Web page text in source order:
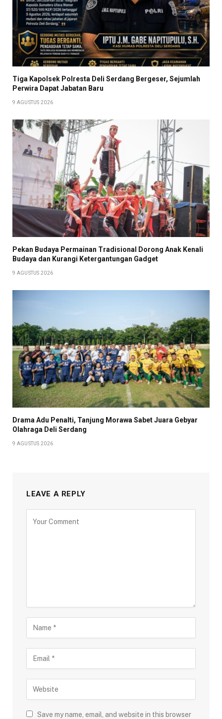
Tiga Kapolsek Polresta Deli Serdang Bergeser, Sejumlah
Perwira Dapat Jabatan Baru
9 AGUSTUS 2026
Pekan Budaya Permainan Tradisional Dorong Anak Kenali
Budaya dan Kurangi Ketergantungan Gadget
9 AGUSTUS 2026
Drama Adu Penalti, Tanjung Morawa Sabet Juara Gebyar
Olahraga Deli Serdang
9 AGUSTUS 2026
LEAVE A REPLY
Save my name, email, and website in this browser